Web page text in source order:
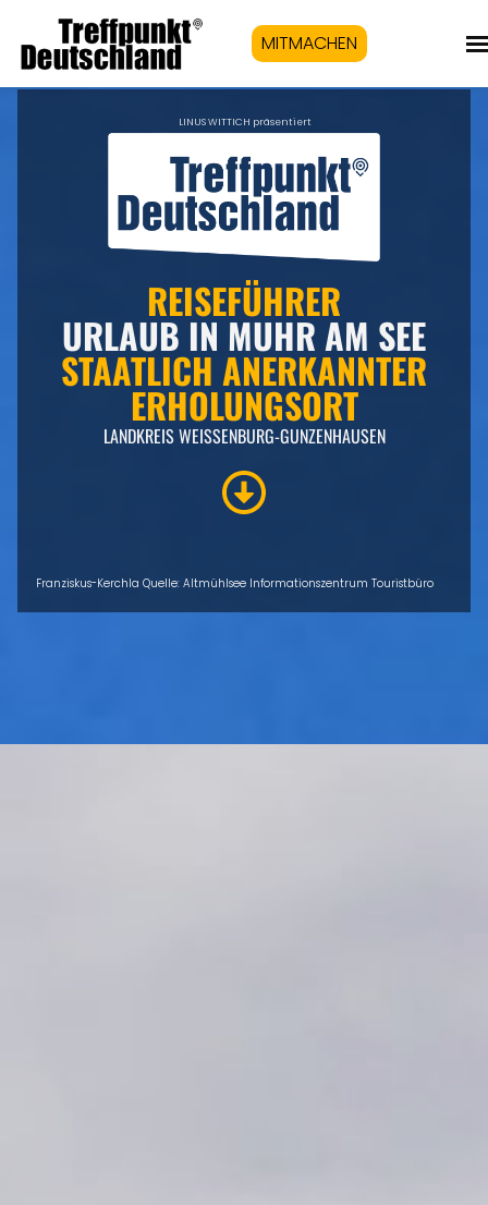
MITMACHEN
LINUS WITTICH präsentiert
REISEFÜHRER
URLAUB IN MUHR AM SEE
STAATLICH ANERKANNTER
ERHOLUNGSORT
LANDKREIS WEISSENBURG-GUNZENHAUSEN
Franziskus-Kerchla Quelle: Altmühlsee Informationszentrum Touristbüro